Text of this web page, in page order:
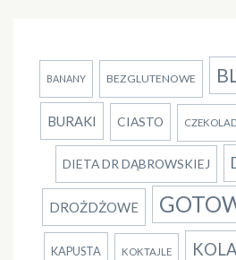
BANANY BEZGLUTENOWE
BURAKI CIASTO
DIETA DR DĄBROWSKIEJ
DROŻDŻOWE
KAPUSTA KOKTAJLE